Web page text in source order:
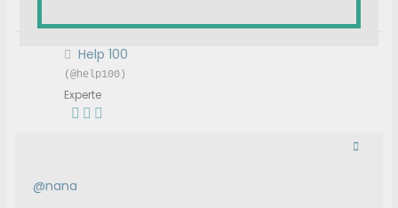
Help 100
(@help100)
Experte
@nana